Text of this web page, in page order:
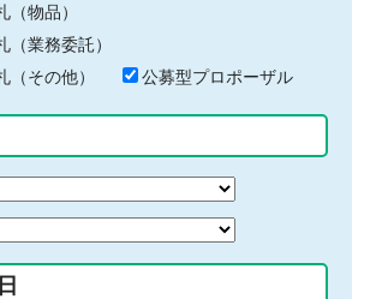
（物品）
（業務委託）
（その他）
公募型プロポーザル